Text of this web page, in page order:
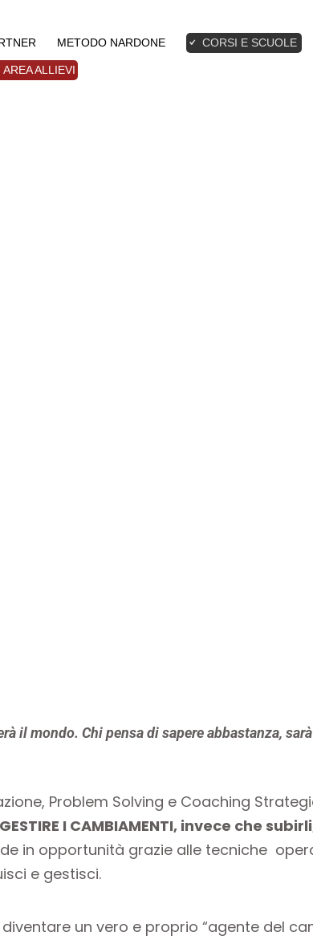
METODO NARDONE CORSI E SCUOLE
AREA ALLIEVI
il mondo. Chi pensa di sapere abbastanza,
Problem Solving e Coaching
I CAMBIAMENTI, invece che
in opportunità grazie alle tecniche
e gestisci.
un vero e proprio “agente del